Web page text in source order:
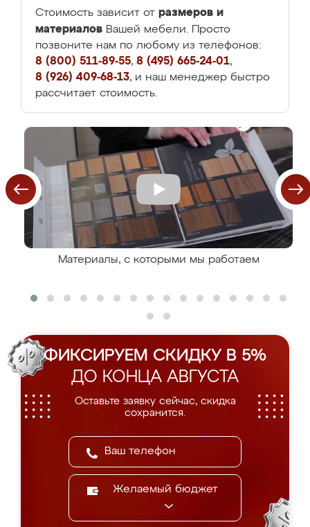
Стоимость зависит от размеров и
материалов Вашей мебели. Просто
позвоните нам по любому из телефонов:
8 (800) 511-89-55, 8 (495) 665-24-01,
8 (926) 409-68-13, и наш менеджер быстро
рассчитает стоимость.
Материалы, с которыми мы работаем
ФИКСИРУЕМ СКИДКУ В 5%
ДО КОНЦА АВГУСТА
Оставьте заявку сейчас, скидка
сохранится.
Желаемый бюджет